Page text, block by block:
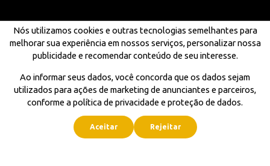
Nós utilizamos cookies e outras tecnologias semelhantes para
melhorar sua experiência em nossos serviços, personalizar nossa
publicidade e recomendar conteúdo de seu interesse.
Ao informar seus dados, você concorda que os dados sejam
utilizados para ações de marketing de anunciantes e parceiros,
conforme a política de privacidade e proteção de dados.
Aceitar Rejeitar